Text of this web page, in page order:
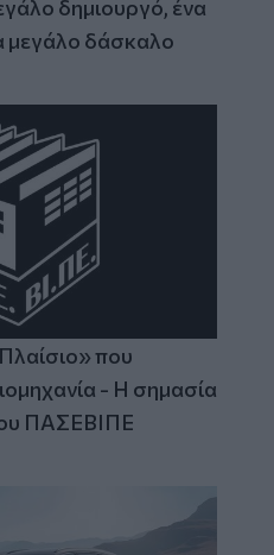
δημιουργό, ένα
μεγάλο δάσκαλο
που
- Η σημασία
ΠΑΣΕΒΙΠΕ